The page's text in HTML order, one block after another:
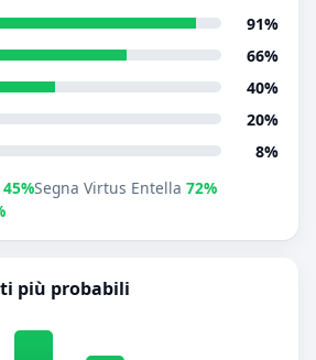
91%
66%
40%
20%
8%
45%Segna Virtus Entella 72%
più probabili